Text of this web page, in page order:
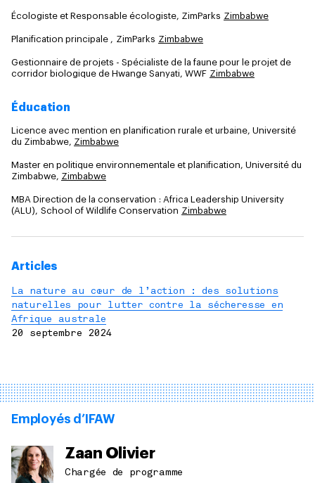
Écologiste et Responsable écologiste, ZimParks Zimbabwe
Planification principale , ZimParks Zimbabwe
Gestionnaire de projets - Spécialiste de la faune pour le projet de
corridor biologique de Hwange Sanyati, WWF Zimbabwe
Éducation
Licence avec mention en planification rurale et urbaine, Université
du Zimbabwe, Zimbabwe
Master en politique environnementale et planification, Université du
Zimbabwe, Zimbabwe
MBA Direction de la conservation : Africa Leadership University
(ALU), School of Wildlife Conservation Zimbabwe
Articles
La nature au cœur de l’action : des solutions
naturelles pour lutter contre la sécheresse en
Afrique australe
20 septembre 2024
Employés d’IFAW
Zaan Olivier
Chargée de programme